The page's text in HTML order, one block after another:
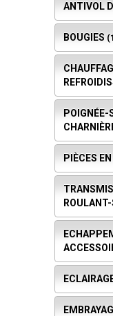
ANTIVOL
BOUGIES
PIÈCES